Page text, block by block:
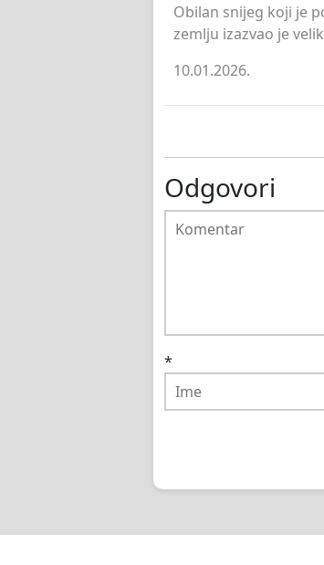
Obilan snijeg koji je
zemlju izazvao je
10.01.2026.
Odgovori
*